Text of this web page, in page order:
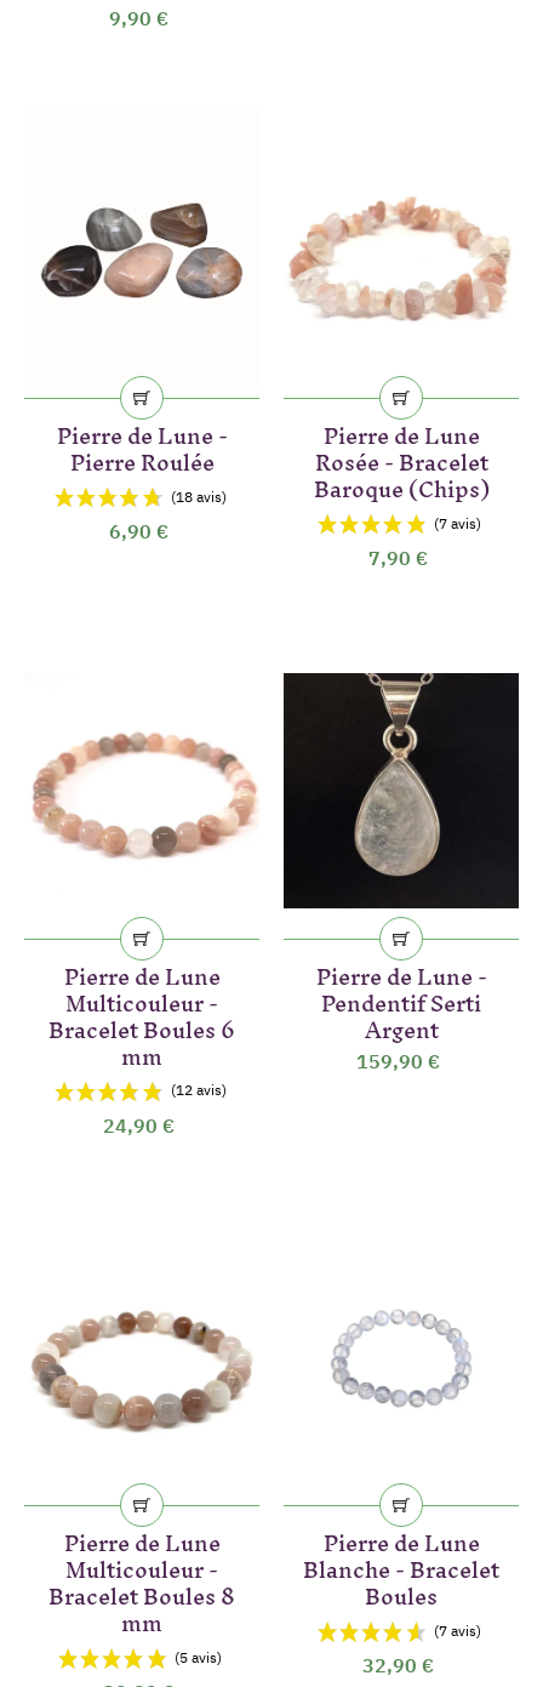
(27 avis)
9,90 €
Pierre de Lune -
Pierre Roulée
6,90 €
Pierre de Lune
Rosée - Bracelet
Baroque (Chips)
7,90 €
Pierre de Lune
Multicouleur -
Bracelet Boules 6
mm
24,90 €
Pierre de Lune -
Pendentif Serti
Argent
159,90 €
Pierre de Lune
Multicouleur -
Bracelet Boules 8
mm
Pierre de Lune
Blanche - Bracelet
Boules
32,90 €